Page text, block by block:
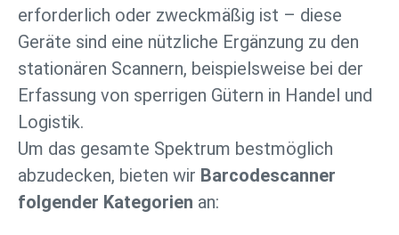
erforderlich oder zweckmäßig ist – diese
Geräte sind eine nützliche Ergänzung zu den
stationären Scannern, beispielsweise bei der
Erfassung von sperrigen Gütern in Handel und
Logistik.
Um das gesamte Spektrum bestmöglich
abzudecken, bieten wir Barcodescanner
folgender Kategorien an: